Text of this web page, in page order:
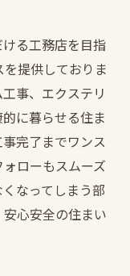
る工務店を目指
提供しておりま
事、エクステリ
に暮らせる住ま
完了までワンス
ローもスムーズ
なってしまう部
心安全の住まい